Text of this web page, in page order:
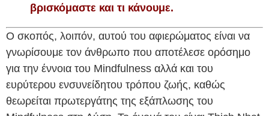
βρισκόμαστε και τι κάνουμε.
Ο σκοπός, λοιπόν, αυτού του αφιερώματος είναι να
γνωρίσουμε τον άνθρωπο που αποτέλεσε ορόσημο
για την έννοια του Mindfulness αλλά και του
ευρύτερου ενσυνείδητου τρόπου ζωής, καθώς
θεωρείται πρωτεργάτης της εξάπλωσης του